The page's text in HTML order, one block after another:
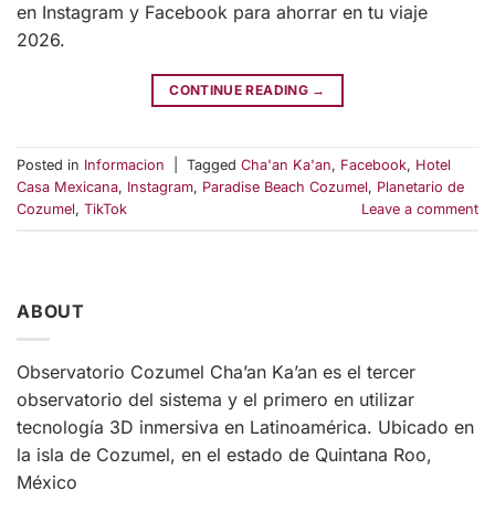
en Instagram y Facebook para ahorrar en tu viaje
2026.
CONTINUE READING →
Posted in Informacion Tagged Cha'an Ka'an, Facebook, Hotel
Casa Mexicana, Instagram, Paradise Beach Cozumel, Planetario de
Cozumel, TikTok Leave a comment
ABOUT
Observatorio Cozumel Cha’an Ka’an es el tercer
observatorio del sistema y el primero en utilizar
tecnología 3D inmersiva en Latinoamérica. Ubicado en
la isla de Cozumel, en el estado de Quintana Roo,
México